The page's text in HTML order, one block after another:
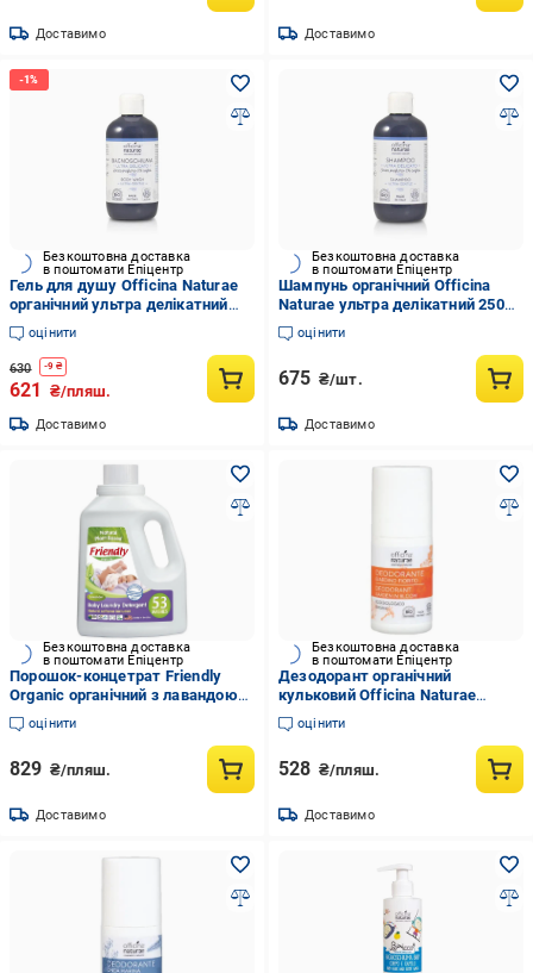
Доставимо Доставимо
Безкоштовна доставка
в поштомати Епіцентр
Гель для душу Officina Naturae
органічний ультра делікатний
250 мл
оцінити
630 -9 ₴
621 ₴/пляш.
Доставимо
Безкоштовна доставка
в поштомати Епіцентр
Шампунь органічний Officina
Naturae ультра делікатний 250
мл
оцінити
675 ₴/шт.
Доставимо
Безкоштовна доставка
в поштомати Епіцентр
Порошок-концетрат Friendly
Organic органічний з лавандою
53 прання 157 л
оцінити
829 ₴/пляш.
Доставимо
Безкоштовна доставка
в поштомати Епіцентр
Дезодорант органічний
кульковий Officina Naturae
квітковий сад 50 мл
оцінити
528 ₴/пляш.
Доставимо